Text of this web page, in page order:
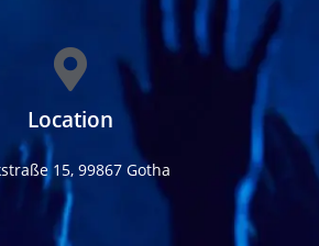
Location
15, 99867 Gotha